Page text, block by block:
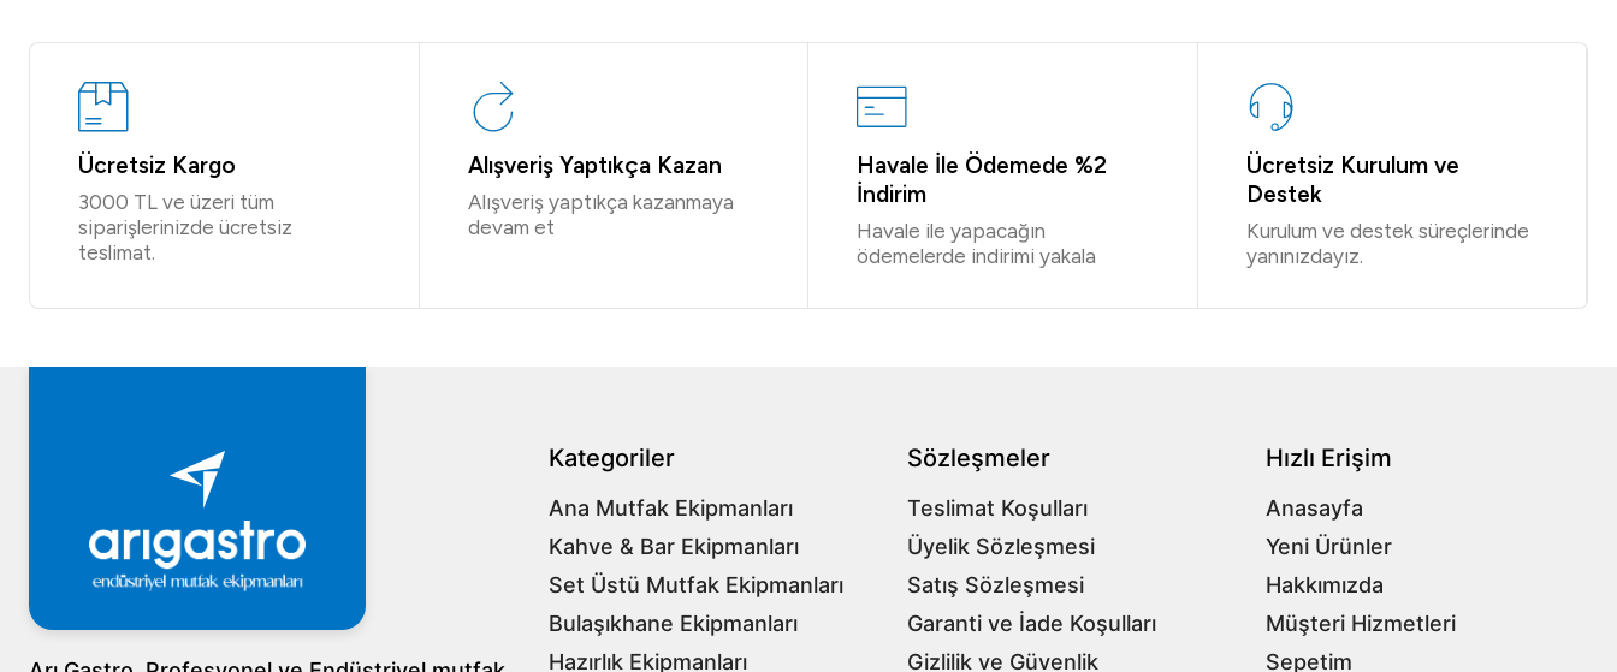
Ücretsiz Kargo
3000 TL ve üzeri tüm
siparişlerinizde ücretsiz
teslimat.
Alışveriş Yaptıkça Kazan
Alışveriş yaptıkça kazanmaya
devam et
Havale İle Ödemede %2
İndirim
Havale ile yapacağın
ödemelerde indirimi yakala
Ücretsiz Kurulum ve
Destek
Kurulum ve destek süreçlerinde
yanınızdayız.
Kategoriler
Ana Mutfak Ekipmanları
Kahve & Bar Ekipmanları
Set Üstü Mutfak Ekipmanları
Bulaşıkhane Ekipmanları
Hazırlık Ekipmanları
Sözleşmeler
Teslimat Koşulları
Üyelik Sözleşmesi
Satış Sözleşmesi
Garanti ve İade Koşulları
Gizlilik ve Güvenlik
Hızlı Erişim
Anasayfa
Yeni Ürünler
Hakkımızda
Müşteri Hizmetleri
Sepetim